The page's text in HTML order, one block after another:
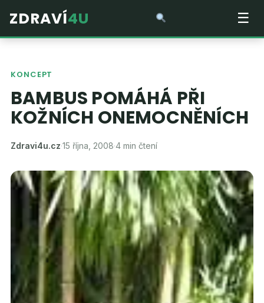
ZDRAVÍ4U ☰
KONCEPT
BAMBUS POMÁHÁ PŘI
KOŽNÍCH ONEMOCNĚNÍCH
Zdravi4u.cz·15 října, 2008·4 min čtení